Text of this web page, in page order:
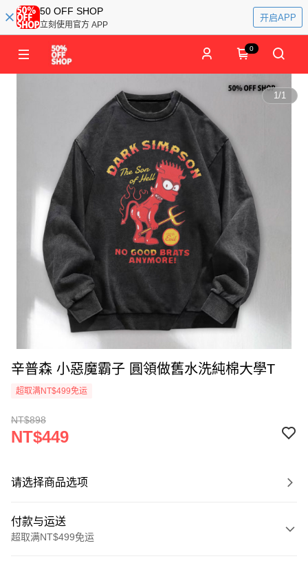
50 OFF SHOP
立刻使用官方 APP
开启APP
0
1/1
辛普森 小惡魔霸子 圓領做舊水洗純棉大學T
超取满NT$499免运
NT$898
NT$449
请选择商品选项
付款与运送
超取满NT$499免运